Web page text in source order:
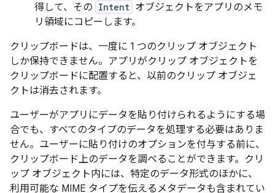
得して、その Intent オブジェクトをアプリのメモ
リ領域にコピーします。
クリップボードは、一度に 1 つのクリップ オブジェクト
しか保持できません。アプリがクリップ オブジェクトを
クリップボードに配置すると、以前のクリップ オブジェ
クトは消去されます。
ユーザーがアプリにデータを貼り付けられるようにする場
合でも、すべてのタイプのデータを処理する必要はありま
せん。ユーザーに貼り付けのオプションを付与する前に、
クリップボード上のデータを調べることができます。クリ
ップ オブジェクト内には、特定のデータ形式のほかに、
利用可能な MIME タイプを伝えるメタデータも含まれてい